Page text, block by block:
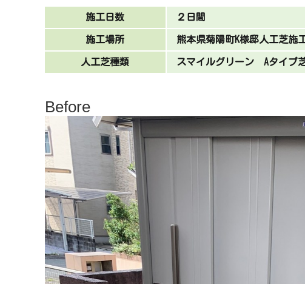
施工日数 ２日間
施工場所 熊本県菊陽町K様邸人工芝施
人工芝種類 スマイルグリーン Aタイプ
Before